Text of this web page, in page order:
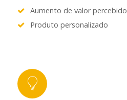
Aumento de valor percebido
Produto personalizado